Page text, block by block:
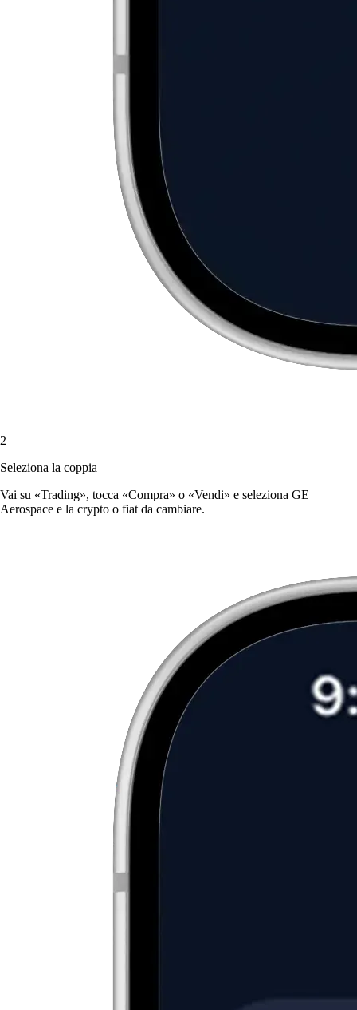
2
Seleziona la coppia
Vai su «Trading», tocca «Compra» o «Vendi» e seleziona GE
Aerospace e la crypto o fiat da cambiare.